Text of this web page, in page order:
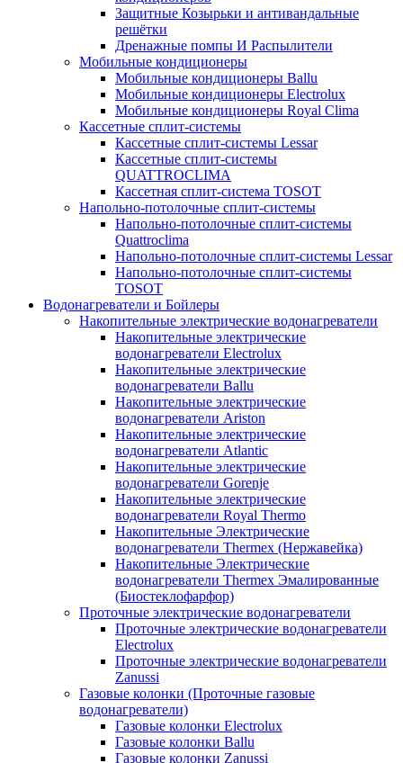
Защитные Козырьки и антивандальные
решётки
Дренажные помпы И Распылители
Мобильные кондиционеры
Мобильные кондиционеры Ballu
Мобильные кондиционеры Electrolux
Мобильные кондиционеры Royal Clima
Кассетные сплит-системы
Кассетные сплит-системы Lessar
Кассетные сплит-системы
QUATTROCLIMA
Кассетная сплит-система TOSOT
Напольно-потолочные сплит-системы
Напольно-потолочные сплит-системы
Quattroclima
Напольно-потолочные сплит-системы Lessar
Напольно-потолочные сплит-системы
TOSOT
Водонагреватели и Бойлеры
Накопительные электрические водонагреватели
Накопительные электрические
водонагреватели Electrolux
Накопительные электрические
водонагреватели Ballu
Накопительные электрические
водонагреватели Ariston
Накопительные электрические
водонагреватели Atlantic
Накопительные электрические
водонагреватели Gorenje
Накопительные электрические
водонагреватели Royal Thermo
Накопительные Электрические
водонагреватели Thermex (Нержавейка)
Накопительные Электрические
водонагреватели Thermex Эмалированные
(Биостеклофарфор)
Проточные электрические водонагреватели
Проточные электрические водонагреватели
Electrolux
Проточные электрические водонагреватели
Zanussi
Газовые колонки (Проточные газовые
водонагреватели)
Газовые колонки Electrolux
Газовые колонки Ballu
Газовые колонки Zanussi